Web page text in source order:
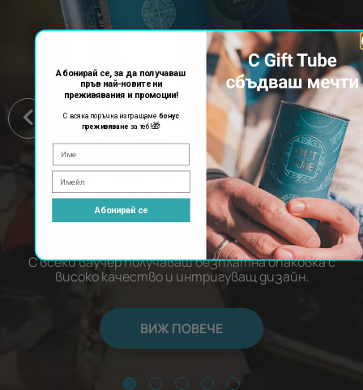
БЕЗПЛАТНА ЛУКСОЗНА
ОПАКОВКА
С всеки ваучер получаваш безплатна опаковка с
високо качество и интригуващ дизайн.
ВИЖ ПОВЕЧЕ
Абонирай се, за да получаваш
пръв най-новите ни
преживявания и промоции!
С всяка поръчка изпращаме бонус
преживяване за теб!🎁
Абонирай се